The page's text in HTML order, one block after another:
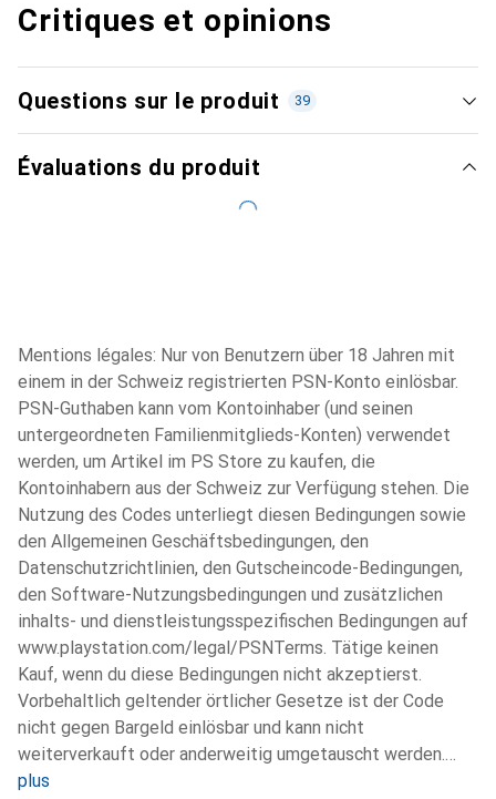
Critiques et opinions
Questions sur le produit 39
Évaluations du produit
Mentions légales: Nur von Benutzern über 18 Jahren mit
einem in der Schweiz registrierten PSN-Konto einlösbar.
PSN-Guthaben kann vom Kontoinhaber (und seinen
untergeordneten Familienmitglieds-Konten) verwendet
werden, um Artikel im PS Store zu kaufen, die
Kontoinhabern aus der Schweiz zur Verfügung stehen. Die
Nutzung des Codes unterliegt diesen Bedingungen sowie
den Allgemeinen Geschäftsbedingungen, den
Datenschutzrichtlinien, den Gutscheincode-Bedingungen,
den Software-Nutzungsbedingungen und zusätzlichen
inhalts- und dienstleistungsspezifischen Bedingungen auf
www.playstation.com/legal/PSNTerms. Tätige keinen
Kauf, wenn du diese Bedingungen nicht akzeptierst.
Vorbehaltlich geltender örtlicher Gesetze ist der Code
nicht gegen Bargeld einlösbar und kann nicht
weiterverkauft oder anderweitig umgetauscht werden.
plus